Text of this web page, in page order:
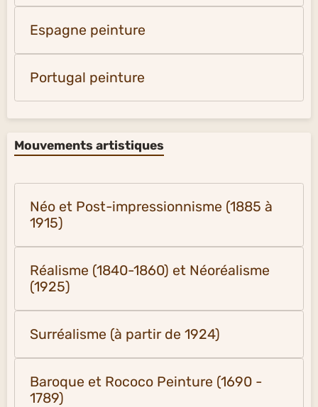
Espagne peinture
Portugal peinture
Mouvements artistiques
Néo et Post-impressionnisme (1885 à
1915)
Réalisme (1840-1860) et Néoréalisme
(1925)
Surréalisme (à partir de 1924)
Baroque et Rococo Peinture (1690 -
1789)